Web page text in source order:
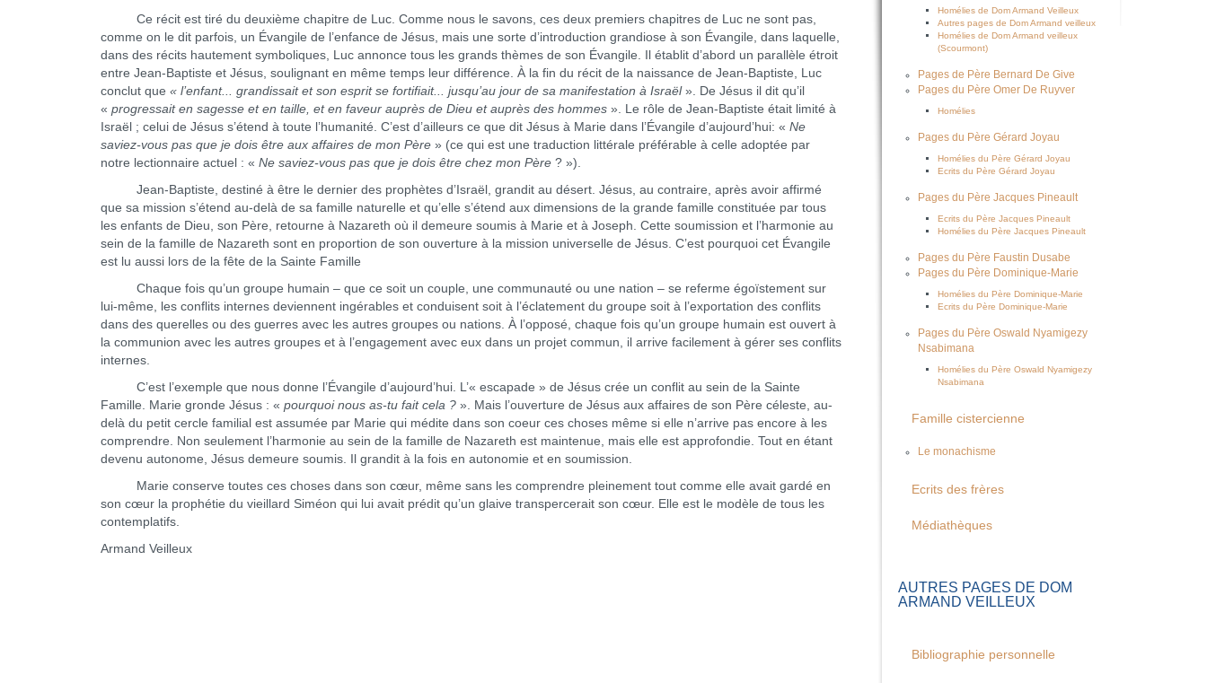
Ce récit est tiré du deuxième chapitre de Luc. Comme nous le savons, ces deux premiers chapitres de Luc ne sont pas,
comme on le dit parfois, un Évangile de l’enfance de Jésus, mais une sorte d’introduction grandiose à son Évangile, dans laquelle,
dans des récits hautement symboliques, Luc annonce tous les grands thèmes de son Évangile. Il établit d’abord un parallèle étroit
entre Jean-Baptiste et Jésus, soulignant en même temps leur différence. À la fin du récit de la naissance de Jean-Baptiste, Luc
conclut que « l’enfant... grandissait et son esprit se fortifiait... jusqu’au jour de sa manifestation à Israël». De Jésus il dit qu’il
« progressait en sagesse et en taille, et en faveur auprès de Dieu et auprès des hommes ». Le rôle de Jean-Baptiste était limité à
Israël ; celui de Jésus s’étend à toute l’humanité. C’est d’ailleurs ce que dit Jésus à Marie dans l’Évangile d’aujourd’hui: « Ne
saviez-vous pas que je dois être aux affaires de mon Père » (ce qui est une traduction littérale préférable à celle adoptée par
notre lectionnaire actuel : « Ne saviez-vous pas que je dois être chez mon Père ? »).
Jean-Baptiste, destiné à être le dernier des prophètes d’Israël, grandit au désert. Jésus, au contraire, après avoir affirmé
que sa mission s’étend au-delà de sa famille naturelle et qu’elle s’étend aux dimensions de la grande famille constituée par tous
les enfants de Dieu, son Père, retourne à Nazareth où il demeure soumis à Marie et à Joseph. Cette soumission et l’harmonie au
sein de la famille de Nazareth sont en proportion de son ouverture à la mission universelle de Jésus. C’est pourquoi cet Évangile
est lu aussi lors de la fête de la Sainte Famille
Chaque fois qu’un groupe humain – que ce soit un couple, une communauté ou une nation – se referme égoïstement sur
lui-même, les conflits internes deviennent ingérables et conduisent soit à l’éclatement du groupe soit à l’exportation des conflits
dans des querelles ou des guerres avec les autres groupes ou nations. À l’opposé, chaque fois qu’un groupe humain est ouvert à
la communion avec les autres groupes et à l’engagement avec eux dans un projet commun, il arrive facilement à gérer ses conflits
internes.
C’est l’exemple que nous donne l’Évangile d’aujourd’hui. L’« escapade » de Jésus crée un conflit au sein de la Sainte
Famille. Marie gronde Jésus : « pourquoi nous as-tu fait cela ? ». Mais l’ouverture de Jésus aux affaires de son Père céleste, au-
delà du petit cercle familial est assumée par Marie qui médite dans son coeur ces choses même si elle n’arrive pas encore à les
comprendre. Non seulement l’harmonie au sein de la famille de Nazareth est maintenue, mais elle est approfondie. Tout en étant
devenu autonome, Jésus demeure soumis. Il grandit à la fois en autonomie et en soumission.
Marie conserve toutes ces choses dans son cœur, même sans les comprendre pleinement tout comme elle avait gardé en
son cœur la prophétie du vieillard Siméon qui lui avait prédit qu’un glaive transpercerait son cœur. Elle est le modèle de tous les
contemplatifs.
Armand Veilleux
Homélies de Dom Armand Veilleux
Autres pages de Dom Armand veilleux
Homélies de Dom Armand veilleux
(Scourmont)
Pages de Père Bernard De Give
Pages du Père Omer De Ruyver
Homélies
Pages du Père Gérard Joyau
Homélies du Père Gérard Joyau
Ecrits du Père Gérard Joyau
Pages du Père Jacques Pineault
Ecrits du Père Jacques Pineault
Homélies du Père Jacques Pineault
Pages du Père Faustin Dusabe
Pages du Père Dominique-Marie
Homélies du Père Dominique-Marie
Ecrits du Père Dominique-Marie
Pages du Père Oswald Nyamigezy
Nsabimana
Homélies du Père Oswald Nyamigezy
Nsabimana
Famille cistercienne
Le monachisme
Ecrits des frères
Médiathèques
AUTRES PAGES DE DOM
ARMAND VEILLEUX
Bibliographie personnelle